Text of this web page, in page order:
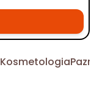
Kosmetologia